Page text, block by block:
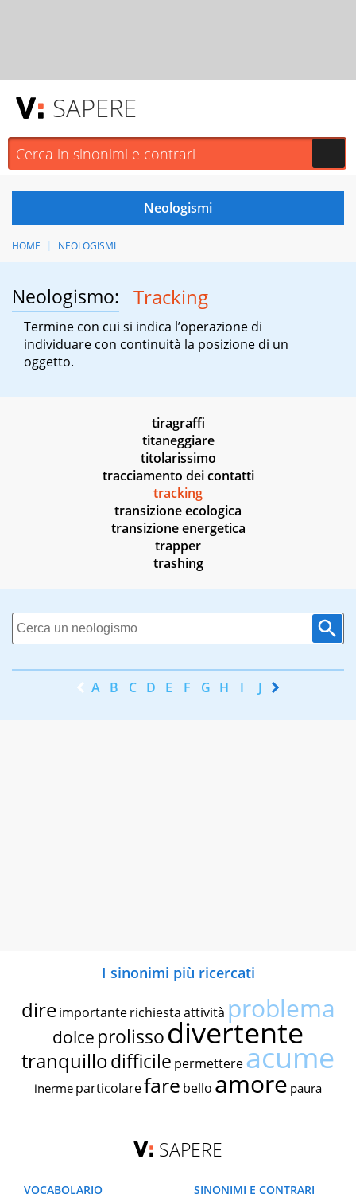
SAPERE
HOME NEOLOGISMI
Neologismo: Tracking
Termine con cui si indica l’operazione di
individuare con continuità la posizione di un
oggetto.
tiragraffi
titaneggiare
titolarissimo
tracciamento dei contatti
tracking
transizione ecologica
transizione energetica
trapper
trashing
A B C D E F G H I J K
I sinonimi più ricercati
dire importante richiestaattività problema
dolce prolissodivertente
tranquillodifficile permettereacume
inerme particolarefare bello amore paura
SAPERE
VOCABOLARIO
SINONIMI E CONTRARI